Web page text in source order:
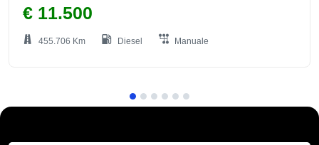
€ 11.500
455.706 Km Diesel Manuale